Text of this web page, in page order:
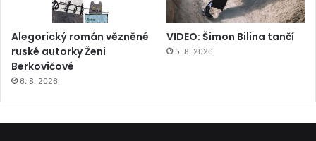
Alegorický román vězněné
ruské autorky Ženi
Berkovičové
6. 8. 2026
VIDEO: Šimon Bilina tančí
5. 8. 2026